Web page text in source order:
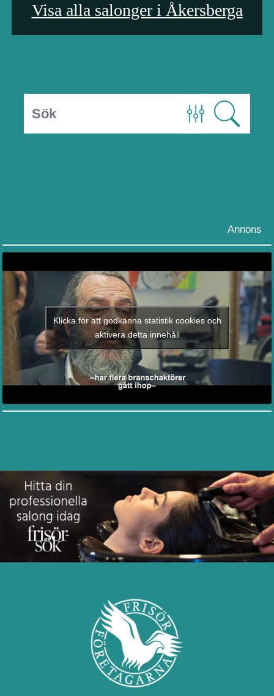
Visa alla salonger i Åkersberga
Annons
Klicka för att godkänna statistik cookies och
aktivera detta innehåll